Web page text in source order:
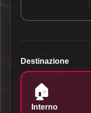
Destinazione
🏠
Interno